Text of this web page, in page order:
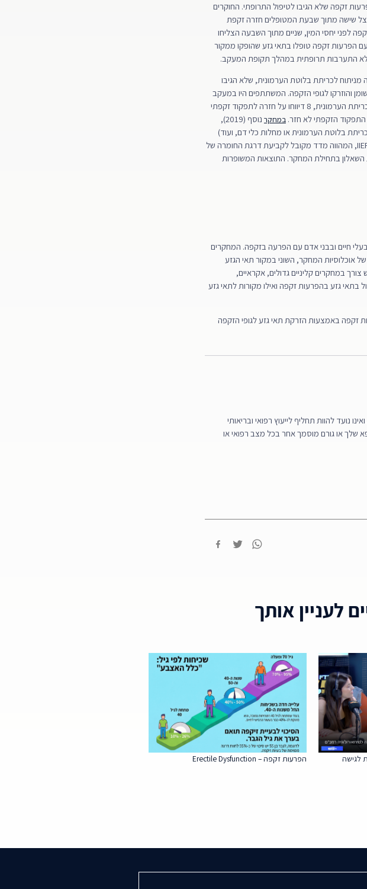
עם הפרעות זקפה שלא הגיבו לטיפול התרופתי. החוקרים
טבורי שהוזרקו לגופי הזקפה. לאחר 3 חודשים, אצל שישה מתוך שבעת המטופלים חזרה זקפת
לפני יחסי המין, שניים מתוך השבעה הצליחו
עם הפרעות זקפה טופלו בתאי גזע שהופקו ממקור
זקפה כתוצאה מניתוח לכריתת בלוטת הערמונית, שלא הגיבו
והוזרקו לגופי הזקפה. המשתתפים היו במעקב
במשך שנה. מתוך 15 גברים שנותרו עם שליטה מלאה על הסוגרים לאחר כריתת הערמונית, 8 דיווחו על חזרה לתפקוד זקפתי
הזקפתי לא חזר. במחקר
נוסף (2019),
כריתת בלוטת הערמונית או מחלות כלי דם, ועוד)
טופלו בתאי גזע שהופקו מרקמת שומן. לאחר 3 חודשים תוצאות שאלון IIEF-5, המהווה מדד מקובל לקביעת דרגת החומרה של
בהשוואה לתוצאות השאלון בתחילת המחקר. התוצאות המשופרות
חיים ובבני אדם עם הפרעה בזקפה. המחקרים
אוכלוסיות המחקר, השוני במקור תאי הגזע
צורך במחקרים קליניים גדולים, אקראיים,
בתאי גזע בהפרעות זקפה ואילו מקורות לתאי גזע
בהפרעות זקפה באמצעות הזרקת תאי גזע לגופי הזקפה
נועד להוות תחליף לייעוץ רפואי ובריאותי
שלך או גורם מוסמך אחר בכל מצב רפואי או
לעניין אותך
לגישה
הפרעות זקפה – Erectile Dysfunction